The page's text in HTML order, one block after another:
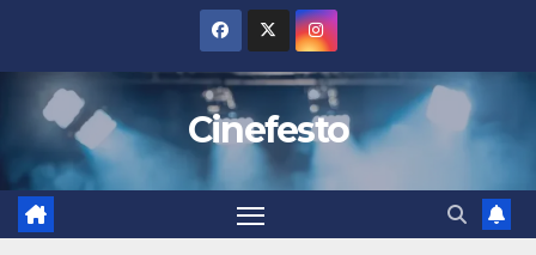
περιεχόμενο
Cinefesto